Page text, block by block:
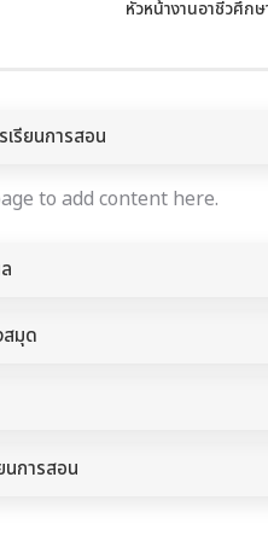
หัวหน้างานอาชีวศึก
รียนการสอน
to add content here.
สมุด
นการสอน